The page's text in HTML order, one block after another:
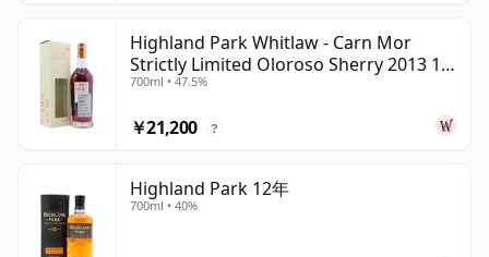
Highland Park Whitlaw - Carn Mor
Strictly Limited Oloroso Sherry 2013 10
年
700ml • 47.5%
￥21,200 ?
Highland Park 12年
700ml • 40%